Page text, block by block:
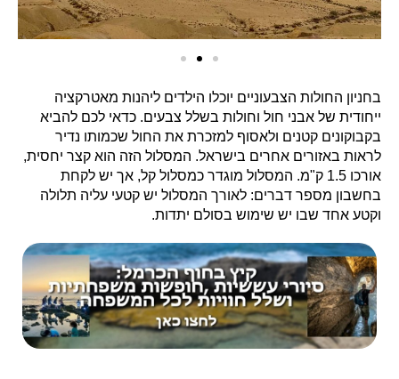
בחניון החולות הצבעוניים יוכלו הילדים ליהנות מאטרקציה
ייחודית של אבני חול וחולות בשלל צבעים. כדאי לכם להביא
בקבוקונים קטנים ולאסוף למזכרת את החול שכמותו נדיר
לראות באזורים אחרים בישראל. המסלול הזה הוא קצר יחסית,
אורכו 1.5 ק"מ. המסלול מוגדר כמסלול קל, אך יש לקחת
בחשבון מספר דברים: לאורך המסלול יש קטעי עליה תלולה
וקטע אחד שבו יש שימוש בסולם יתדות.